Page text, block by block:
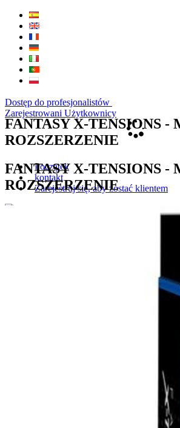
Dostęp do profesjonalistów
Zarejestrowani Użytkownicy
Początek
kontakt
Zarejestruj się, aby zostać klientem
FANTASY X-TENSIONS -
ROZSZERZENIE
FANTASY X-TENSIONS -
ROZSZERZENIE